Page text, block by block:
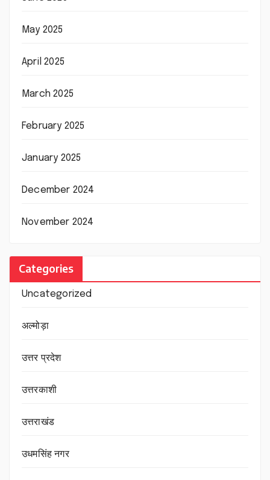
May 2025
April 2025
March 2025
February 2025
January 2025
December 2024
November 2024
Categories
Uncategorized
अल्मोड़ा
उत्तर प्रदेश
उत्तरकाशी
उत्तराखंड
उधमसिंह नगर